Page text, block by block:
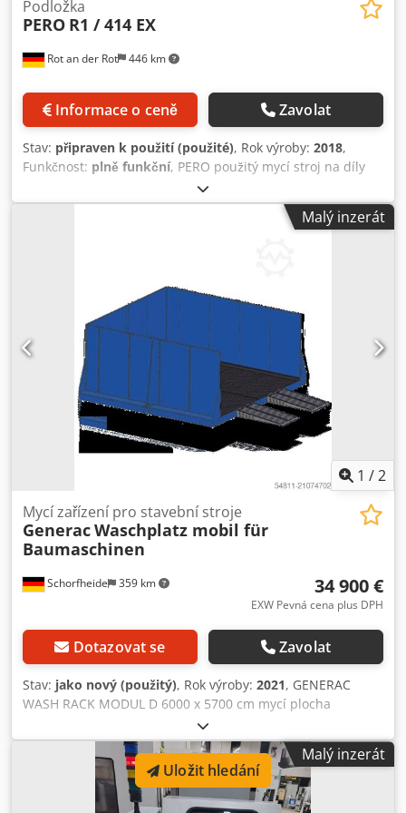
Rot an der Rot 446 km
Podložka
PERO R1 / 414 EX
Informace o ceně Zavolat
Stav: připraven k použití (použité), Rok výroby: 2018,
Funkčnost: plně funkční, PERO použitý mycí stroj na díly
Malý inzerát
1 /2
Schorfheide 359 km
Mycí zařízení pro stavební stroje
GeneracWaschplatz mobil für
Baumaschinen
34 900 €
EXW Pevná cena plus DPH
Dotazovat se Zavolat
Stav: jako nový (použitý), Rok výroby: 2021, GENERAC
WASH RACK MODUL D 6000 x 5700 cm mycí plocha
GENERAC WASH RACK MODUL D 6000 x 5700 cm mycí
plocha je přizpůsobitelný mycí systém, který lze
konfigurovat přesně podle požadavků zákazníka – včetně
uspořádání platforem, maximální nosnosti, rozmístění stěn
a nádrží i umístění filtračního systému. Tento modulární
Malý inzerát
Uložit hledání